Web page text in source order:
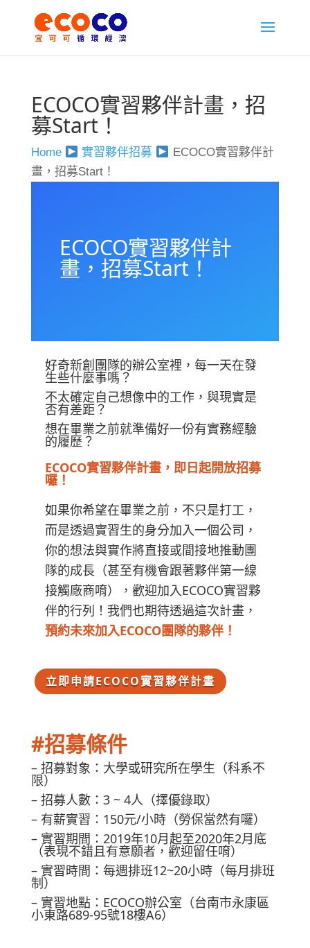
ECOCO實習夥伴計畫，招
募Start！
Home 實習夥伴招募
ECOCO實習夥伴計
畫，招募Start！
ECOCO實習夥伴計
畫，招募Start！
好奇新創團隊的辦公室裡，每一天在發
生些什麼事嗎？
不太確定自己想像中的工作，與現實是
否有差距？
想在畢業之前就準備好一份有實務經驗
的履歷？
ECOCO實習夥伴計畫，即日起開放招募
囉！
如果你希望在畢業之前，不只是打工，
而是透過實習生的身分加入一個公司，
你的想法與實作將直接或間接地推動團
隊的成長（甚至有機會跟著夥伴第一線
接觸廠商唷），歡迎加入ECOCO實習夥
伴的行列！我們也期待透過這次計畫，
預約未來加入ECOCO團隊的夥伴！
立即申請ECOCO實習夥伴計畫
#招募條件
– 招募對象：大學或研究所在學生（科系不
限）
– 招募人數：3 ~ 4人（擇優錄取）
– 有薪實習：150元/小時（勞保當然有囉）
– 實習期間：2019年10月起至2020年2月底
（表現不錯且有意願者，歡迎留任唷）
– 實習時間：每週排班12~20小時（每月排班
制）
– 實習地點：ECOCO辦公室（台南市永康區
小東路689-95號18樓A6）